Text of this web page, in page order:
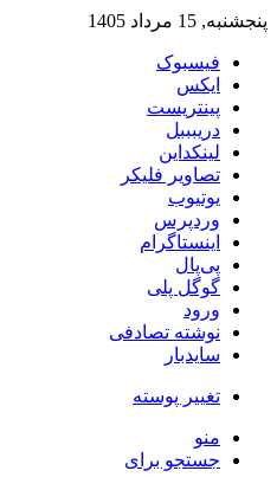
پنجشنبه, 15 مرداد 1405
فیسبوک
ایکس
پینتریست
دریبببل
لینکداین
تصاویر فلیکر
یوتیوب
وردپرس
اینستاگرام
پی‌پال
گوگل پلی
ورود
نوشته تصادفی
سایدبار
تغییر پوسته
منو
جستجو برای